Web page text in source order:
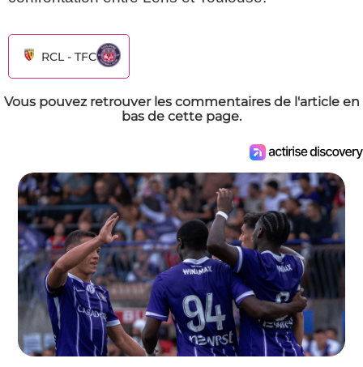
RCL - TFC
Vous pouvez retrouver les commentaires de l'article en
bas de cette page.